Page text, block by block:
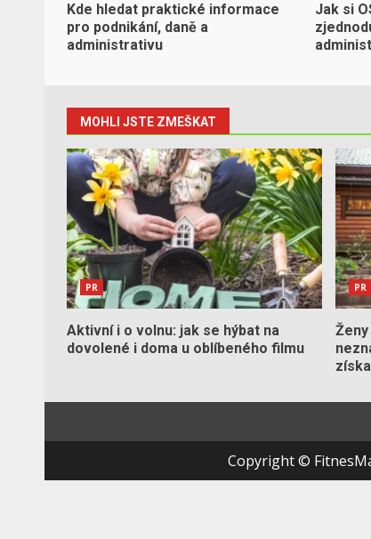
Kde hledat praktické informace
pro podnikání, daně a
administrativu
Jak si
MOHLI JSTE ZMEŠKAT
PR
Aktivní i o volnu: jak se hýbat na
dovolené i doma u oblíbeného filmu
PR
Copyright ©